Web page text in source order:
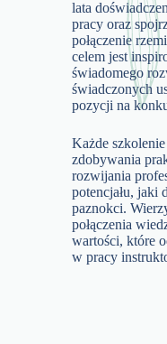
lata
pracy oraz
połączenie
celem jest
świadomego
świadczonych
pozycji na
Każde
zdobywania
rozwijania
potencjału, jaki
paznokci.
połączenia
wartości, które
w pracy